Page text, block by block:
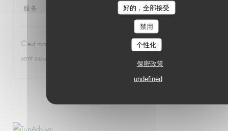
好的，全部接受
禁用
个性化
保密政策
undefined
服务
/5 质价比: 5/5
C'est ma cantine hors saison et en saison le service et la qualité
sont aussi au rendez-vous mais il est préférable de réserver